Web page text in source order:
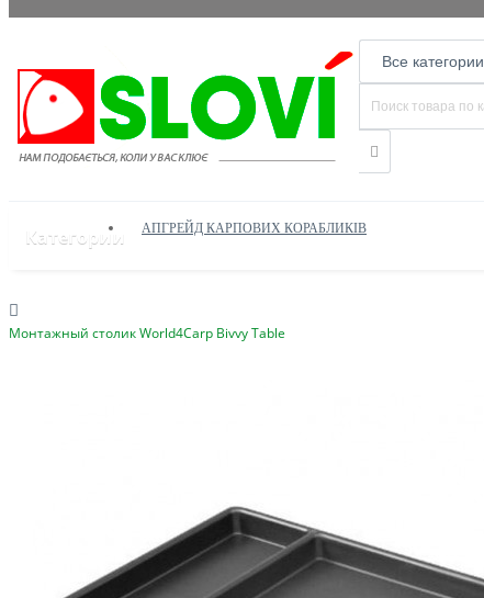
Все категории
Категории АПГРЕЙД КАРПОВИХ КОРАБЛИКІВ
ПРИКОРМОЧНІ КОРАБЛИКИ
Монтажный столик World4Carp Bivvy Table